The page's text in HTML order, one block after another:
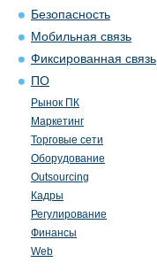
Безопасность
Мобильная связь
Фиксированная связь
ПО
Рынок ПК
Маркетинг
Торговые сети
Оборудование
Outsourcing
Кадры
Регулирование
Финансы
Web